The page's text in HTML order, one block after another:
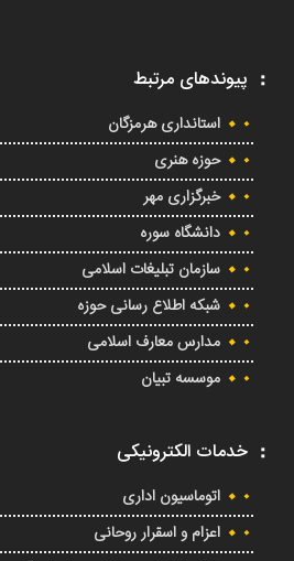
پیوندهای مرتبط
استانداری هرمزگان
حوزه هنری
خبرگزاری مهر
دانشگاه سوره
سازمان تبلیغات اسلامی
شبکه اطلاع رسانی حوزه
مدارس معارف اسلامی
موسسه تبیان
خدمات الکترونیکی
اتوماسیون اداری
اعزام و اسقرار روحانی